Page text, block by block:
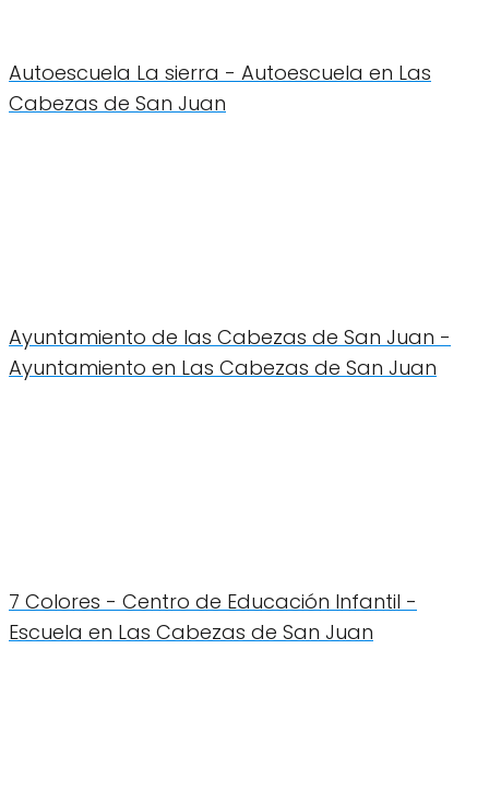
Autoescuela La sierra - Autoescuela en Las
Cabezas de San Juan
Ayuntamiento de las Cabezas de San Juan -
Ayuntamiento en Las Cabezas de San Juan
7 Colores - Centro de Educación Infantil -
Escuela en Las Cabezas de San Juan